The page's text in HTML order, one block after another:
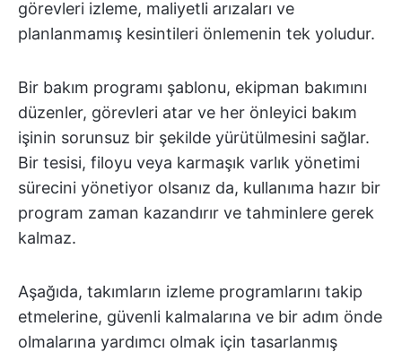
görevleri izleme, maliyetli arızaları ve
planlanmamış kesintileri önlemenin tek yoludur.
Bir bakım programı şablonu, ekipman bakımını
düzenler, görevleri atar ve her önleyici bakım
işinin sorunsuz bir şekilde yürütülmesini sağlar.
Bir tesisi, filoyu veya karmaşık varlık yönetimi
sürecini yönetiyor olsanız da, kullanıma hazır bir
program zaman kazandırır ve tahminlere gerek
kalmaz.
Aşağıda, takımların izleme programlarını takip
etmelerine, güvenli kalmalarına ve bir adım önde
olmalarına yardımcı olmak için tasarlanmış